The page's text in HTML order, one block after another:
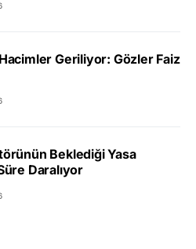
Geriliyor: Gözler Faiz
Beklediği Yasa
Daralıyor